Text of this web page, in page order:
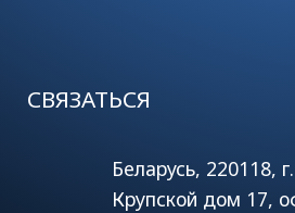
СВЯЗАТЬСЯ
Беларусь, 220118,
Крупской дом 17,